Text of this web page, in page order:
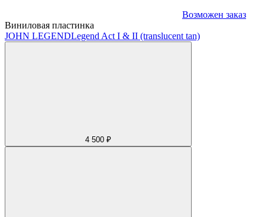
Возможен заказ
Виниловая пластинка
JOHN LEGENDLegend Act I & II (translucent tan)
4 500 ₽